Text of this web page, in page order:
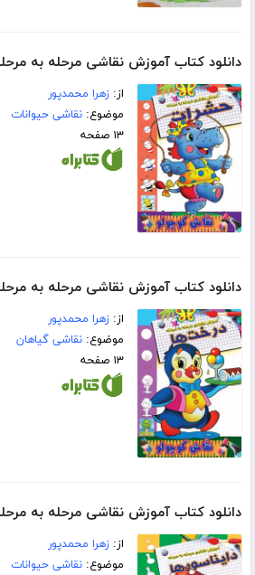
دانلود کتاب آموزش نقاشی مرحله به
از:زهرا محمدپور
موضوع:نقاشی حیوانات
۱۳ صفحه
دانلود کتاب آموزش نقاشی مرحله به
از:زهرا محمدپور
موضوع:نقاشی گیاهان
۱۳ صفحه
دانلود کتاب آموزش نقاشی مرحله به
از:زهرا محمدپور
موضوع:نقاشی حیوانات